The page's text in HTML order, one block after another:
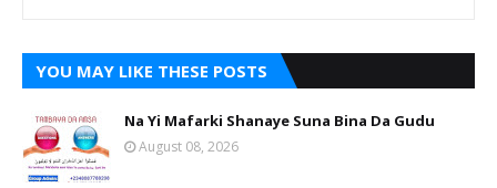
YOU MAY LIKE THESE POSTS
Na Yi Mafarki Shanaye Suna Bina Da Gudu
August 08, 2026